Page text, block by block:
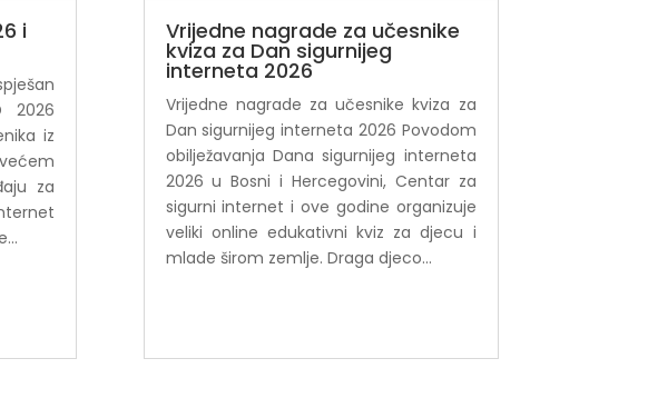
i
2026
iz
za
Vrijedne nagrade za učesnike
kviza za Dan sigurnijeg
interneta 2026
Vrijedne nagrade za učesnike kviza za
Dan sigurnijeg interneta 2026 Povodom
obilježavanja Dana sigurnijeg interneta
2026 u Bosni i Hercegovini, Centar za
sigurni internet i ove godine organizuje
veliki online edukativni kviz za djecu i
mlade širom zemlje. Draga djeco...